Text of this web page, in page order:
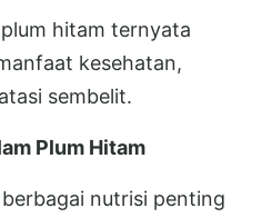
hitam ternyata
kesehatan,
sembelit.
Plum Hitam
nutrisi penting